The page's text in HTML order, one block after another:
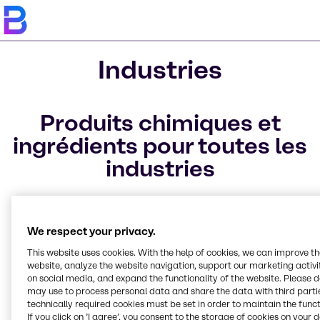
Industries
Produits chimiques et
ingrédients pour toutes les
industries
ce qui leur permet un accès plus facile et plus rapide
à notre gamme complète d’ingrédients, de matières
premières et de produits chimiques spécialisés. Nous
proposons des matières premières pour une grande
variété de marchés.
We respect your privacy.
This website uses cookies. With the help of cookies, we can improve
website, analyze the website navigation, support our marketing
on social media, and expand the functionality of the website. Please
may use to process personal data and share the data with third
technically required cookies must be set in order to maintain the
If you click on ’I agree’, you consent to the storage of cookies on your